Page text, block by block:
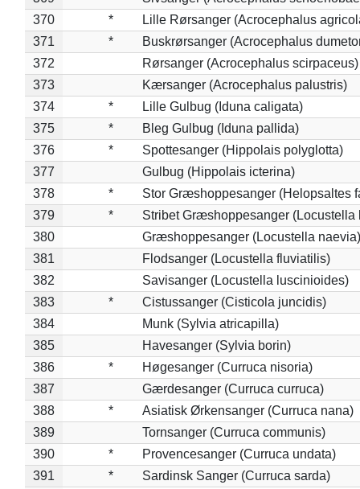
370
*
Lille Rørsanger (Acrocephalus
371
*
Buskrørsanger (Acrocephalus
372
Rørsanger (Acrocephalus scirpaceus)
373
Kærsanger (Acrocephalus palustris)
374
*
Lille Gulbug (Iduna caligata)
375
*
Bleg Gulbug (Iduna pallida)
376
*
Spottesanger (Hippolais polyglotta)
377
Gulbug (Hippolais icterina)
378
*
Stor Græshoppesanger (Helopsaltes
379
*
Stribet Græshoppesanger (Locustella
380
Græshoppesanger (Locustella naevia)
381
Flodsanger (Locustella fluviatilis)
382
Savisanger (Locustella luscinioides)
383
*
Cistussanger (Cisticola juncidis)
384
Munk (Sylvia atricapilla)
385
Havesanger (Sylvia borin)
386
*
Høgesanger (Curruca nisoria)
387
Gærdesanger (Curruca curruca)
388
*
Asiatisk Ørkensanger (Curruca nana)
389
Tornsanger (Curruca communis)
390
*
Provencesanger (Curruca undata)
391
*
Sardinsk Sanger (Curruca sarda)